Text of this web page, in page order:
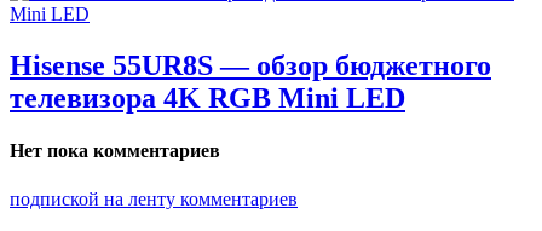
Hisense 55UR8S — обзор бюджетного
телевизора 4K RGB Mini LED
Нет пока комментариев
подпиской на ленту комментариев